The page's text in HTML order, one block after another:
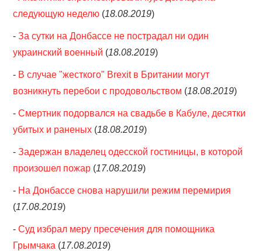
следующую неделю (18.08.2019)
-За сутки на Донбассе не пострадал ни один
украинский военный (18.08.2019)
- В случае "жесткого" Brexit в Британии могут
возникнуть перебои с продовольством (18.08.2019)
-Смертник подорвался на свадьбе в Кабуле, десятки
убитых и раненых (18.08.2019)
-Задержан владелец одесской гостиницы, в которой
произошел пожар (17.08.2019)
- На Донбассе снова нарушили режим перемирия
(17.08.2019)
-Суд избрал меру пресечения для помощника
Грымчака (17.08.2019)